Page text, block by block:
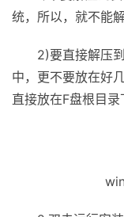
统，所以，就不能
2)要直接解压到
中，更不要放在好
直接放在F盘根目录